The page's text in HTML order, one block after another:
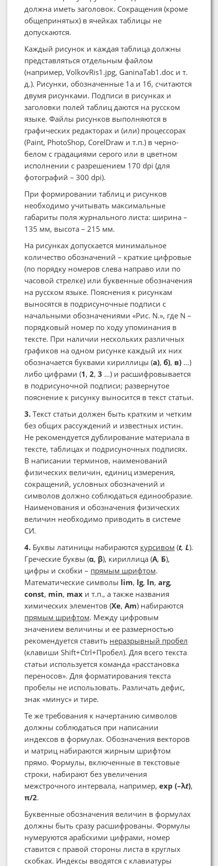
должна иметь заголовок. Сокращения (кроме
общепринятых) в ячейках таблицы не
допускаются.
Каждый рисунок и каждая таблица должны
представляться отдельным файлом
(например, VolkovRis1.jpg, GaninaTab1.doc и т.
д.). Рисунки, обозначенные 1а и 1б, считаются
двумя рисунками. Подписи в рисунках и
заголовки полей таблиц даются на русском
языке. Файлы рисунков выполняются в
графических редакторах и (или) процессорах
(Paint, PhotoShop, CorelDraw и т.п.) в черно-
белом с градациями серого или в цветном
исполнении с разрешением 170 dpi (для
фотографий – 300 dpi).
При формировании таблиц и рисунков
необходимо учитывать максимальные
габариты поля журнального листа: ширина –
135 мм, высота – 215 мм.
На рисунках допускается минимальное
количество обозначений – краткие цифровые
(по порядку номеров слева направо или по
часовой стрелке) или буквенные обозначения
на русском языке. Пояснения к рисункам
выносятся в подрисуночные подписи с
начальными обозначениями «Рис. N.», где N –
порядковый номер по ходу упоминания в
тексте. При наличии нескольких различных
графиков на одном рисунке каждый их них
обозначается буквами кириллицы (а), б), в) …)
либо цифрами (1, 2, 3 …) и расшифровывается
в подрисуночной подписи; развернутое
пояснение к рисунку выносится в текст статьи.
3. Текст статьи должен быть кратким и четким
без общих рассуждений и известных истин.
Не рекомендуется дублирование материала в
тексте, таблицах и подрисуночных подписях.
В написании терминов, наименований
физических величин, единиц измерения,
сокращений, условных обозначений и
символов должно соблюдаться единообразие.
Наименования и обозначения физических
величин необходимо приводить в системе
СИ.
4. Буквы латиницы набираются курсивом (t, L).
Греческие буквы (α, β), кириллица (А, Б),
цифры и скобки – прямым шрифтом.
Математические символы lim, lg, ln, arg,
const, min, max и т.п., а также названия
химических элементов (Xe, Am) набираются
прямым шрифтом. Между цифровым
значением величины и ее размерностью
рекомендуется ставить неразрывный пробел
(клавиши Shift+Ctrl+Пробел). Для всего текста
статьи используется команда «расстановка
переносов». Для форматирования текста
пробелы не использовать. Различать дефис,
знак «минус» и тире.
Те же требования к начертанию символов
должны соблюдаться при написании
индексов в формулах. Обозначения векторов
и матриц набираются жирным шрифтом
прямо. Формулы, включенные в текстовые
строки, набирают без увеличения
межстрочного интервала, например, exp (–λt),
π/2.
Буквенные обозначения величин в формулах
должны быть сразу расшифрованы. Формулы
нумеруются арабскими цифрами, номер
ставится с правой стороны листа в круглых
скобках. Индексы вводятся с клавиатуры